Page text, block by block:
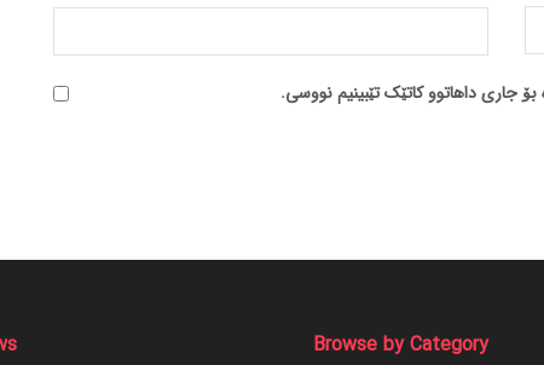
جاری داهاتوو کاتێک تێبینیم نووسی.
Browse by Category